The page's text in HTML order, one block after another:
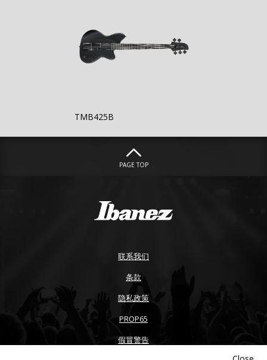
TMB425B
PAGE TOP
联系我们
条款
隐私政策
PROP65
假冒警告